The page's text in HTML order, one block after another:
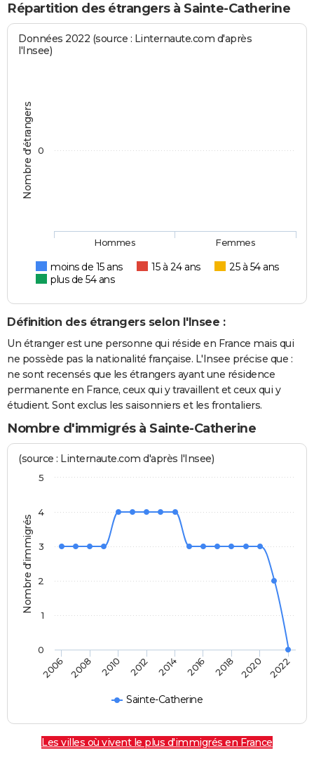
Répartition des étrangers à Sainte-Catherine
Nombre d'étrangers
Données 2022 (source : Linternaute.com d'après
l'Insee)
moins de 15 ans 15 à 24 ans
25 à 54 ans
plus de 54 ans
Hommes Femmes
0
Définition des étrangers selon l'Insee :
Un étranger est une personne qui réside en France mais qui
ne possède pas la nationalité française. L'Insee précise que :
ne sont recensés que les étrangers ayant une résidence
permanente en France, ceux qui y travaillent et ceux qui y
étudient. Sont exclus les saisonniers et les frontaliers.
Nombre d'immigrés à Sainte-Catherine
Nombre d'immigrés
(source : Linternaute.com d'après l'Insee)
Sainte-Catherine
2006 2008 2010 2012 2014 2016 2018 2020 2022
0
1
2
3
4
5
Les villes où vivent le plus d'immigrés en France